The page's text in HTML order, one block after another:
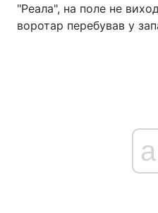
"Реала", на поле не
воротар перебував у